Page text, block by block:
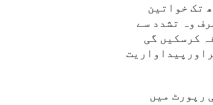
برسوں میں پاکستان بھر میں 10 لاکھ تک خواتین
وہ تشدد سے
کرسکیں گی
امتیاز’ کی 135 ممالک کی رپورٹ میں